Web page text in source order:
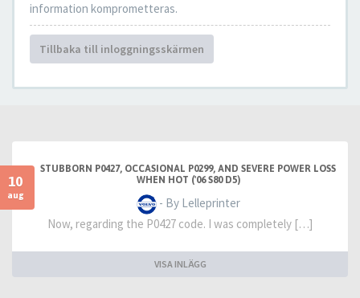
information komprometteras.
Tillbaka till inloggningsskärmen
10
aug
STUBBORN P0427, OCCASIONAL P0299, AND SEVERE POWER LOSS
WHEN HOT ('06 S80 D5)
- By Lelleprinter
Now, regarding the P0427 code. I was completely […]
VISA INLÄGG